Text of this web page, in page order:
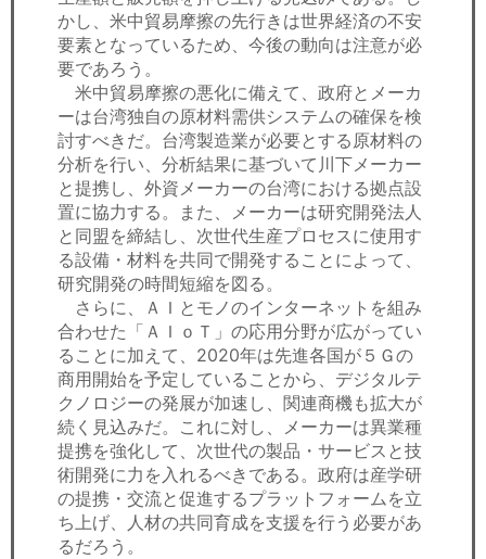
かし、米中貿易摩擦の先行きは世界経済の不安
要素となっているため、今後の動向は注意が必
要であろう。
米中貿易摩擦の悪化に備えて、政府とメーカ
ーは台湾独自の原材料需供システムの確保を検
討すべきだ。台湾製造業が必要とする原材料の
分析を行い、分析結果に基づいて川下メーカー
と提携し、外資メーカーの台湾における拠点設
置に協力する。また、メーカーは研究開発法人
と同盟を締結し、次世代生産プロセスに使用す
る設備・材料を共同で開発することによって、
研究開発の時間短縮を図る。
さらに、ＡＩとモノのインターネットを組み
合わせた「ＡＩｏＴ」の応用分野が広がってい
ることに加えて、2020年は先進各国が５Ｇの
商用開始を予定していることから、デジタルテ
クノロジーの発展が加速し、関連商機も拡大が
続く見込みだ。これに対し、メーカーは異業種
提携を強化して、次世代の製品・サービスと技
術開発に力を入れるべきである。政府は産学研
の提携・交流と促進するプラットフォームを立
ち上げ、人材の共同育成を支援を行う必要があ
るだろう。